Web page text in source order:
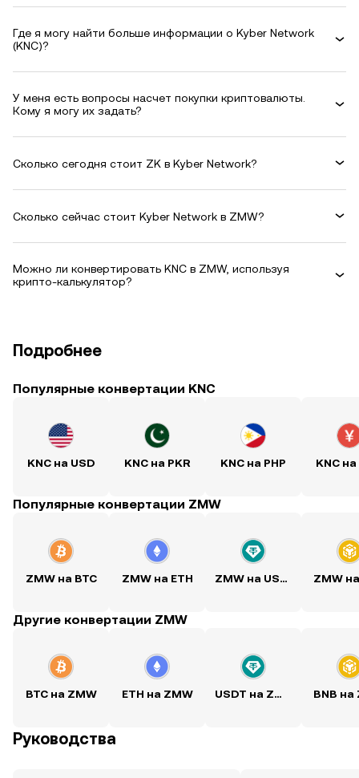
Где я могу найти больше информации о Kyber Network
(KNC)?
У меня есть вопросы насчет покупки криптовалюты.
Кому я могу их задать?
Сколько сегодня стоит ZK в Kyber Network?
Сколько сейчас стоит Kyber Network в ZMW?
Можно ли конвертировать KNC в ZMW, используя
крипто-калькулятор?
Подробнее
Популярные конвертации KNC
KNC на USD KNC на PKR KNC на PHP KNC на
Популярные конвертации ZMW
ZMW на BTC ZMW на ETH ZMW на USDT ZMW
Другие конвертации ZMW
BTC на ZMW ETH на ZMW USDT на ZMW BNB на
Руководства